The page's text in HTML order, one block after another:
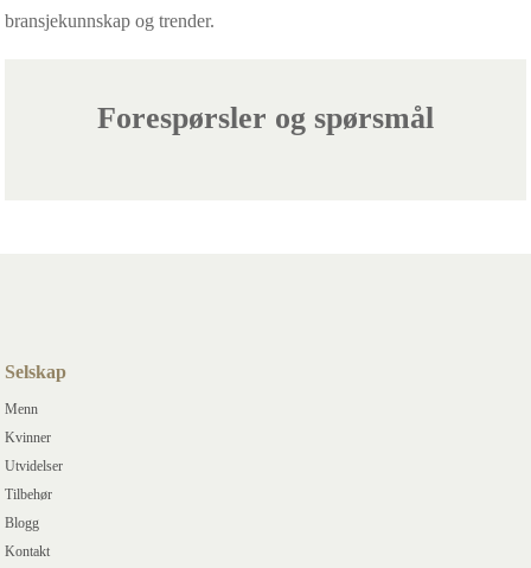
bransjekunnskap og trender.
Forespørsler og spørsmål
Selskap
Menn
Kvinner
Utvidelser
Tilbehør
Blogg
Kontakt